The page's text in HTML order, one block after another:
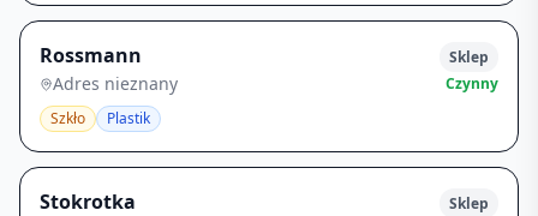
Rossmann
Adres nieznany
Szkło Plastik
Sklep
Czynny
Stokrotka
Sklep